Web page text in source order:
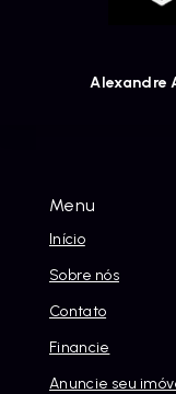
Menu
Início
Sobre nós
Contato
Financie
Anuncie seu
Alexandre